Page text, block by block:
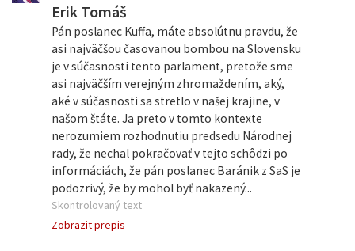
Erik Tomáš
Pán poslanec Kuffa, máte absolútnu pravdu, že
asi najväčšou časovanou bombou na Slovensku
je v súčasnosti tento parlament, pretože sme
asi najväčším verejným zhromaždením, aký,
aké v súčasnosti sa stretlo v našej krajine, v
našom štáte. Ja preto v tomto kontexte
nerozumiem rozhodnutiu predsedu Národnej
rady, že nechal pokračovať v tejto schôdzi po
informáciách, že pán poslanec Baránik z SaS je
podozrivý, že by mohol byť nakazený...
Skontrolovaný text
Zobrazit prepis